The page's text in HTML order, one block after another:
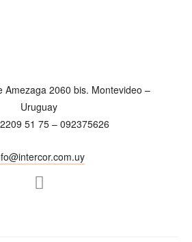
Amezaga 2060 bis. Montevideo –
Uruguay
51 75 – 092375626